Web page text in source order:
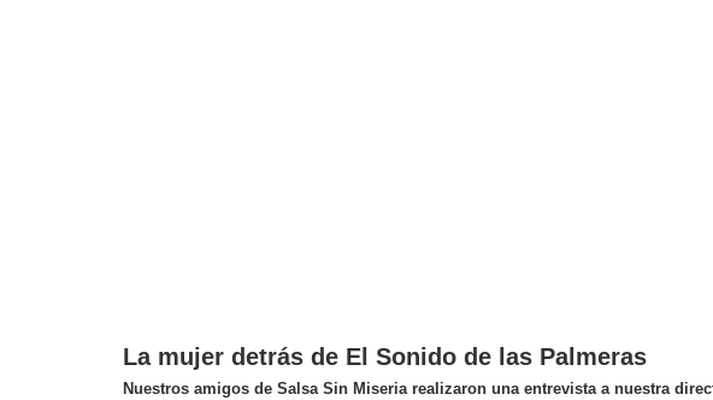
La mujer detrás de El Sonido de las Palmeras
Nuestros amigos de Salsa Sin Miseria realizaron una entrevista a nuestra